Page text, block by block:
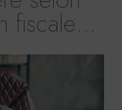
fiscale…